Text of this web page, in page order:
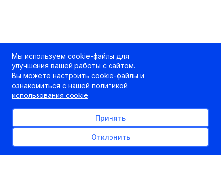
Мы используем cookie-файлы для
улучшения вашей работы с сайтом.
Вы можете настроить cookie-файлы и
ознакомиться с нашей политикой
использования cookie.
Принять
Отклонить